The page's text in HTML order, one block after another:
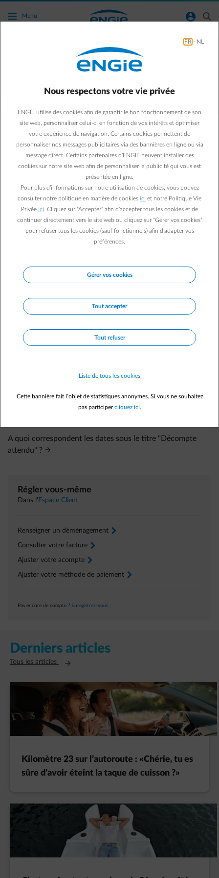
Accéder au contenu principal
Menu normal-account-circle search
Comment dois-je interpréter l'évolution de la
Questions fréquemment posées
Qu'est-ce que le montant "Décompte attendu" et comment
Pourquoi le montant "Consommé" diffère-t-il de
"Décompte attendu" à la fin de la période de facturation ?
A quoi correspondent les dates sous le titre "Décompte
attendu" ?
Régler vous-même
Dans l’ Espace Client
Renseigner un déménagement arrow-right
Consulter votre facture arrow-right
Ajuster votre acompte arrow-right
Ajuster votre méthode de paiement arrow-right
Pas encore de compte ? Enregistrez-vous
Derniers articles
Tous les articles Ouvre un nouvel onglet
Kilomètre 23 sur l’autoroute : «Chérie, tu es
sûre d’avoir éteint la taque de cuisson ?»
FR - NL
Nous respectons votre vie privée
ENGIE utilise des cookies afin de garantir le bon fonctionnement de son
site web, personnaliser celui-ci en fonction de vos intérêts et optimiser
votre expérience de navigation. Certains cookies permettent de
personnaliser nos messages publicitaires via des bannières en ligne ou via
message direct. Certains partenaires d’ENGIE peuvent installer des
cookies sur notre site web afin de personnaliser la publicité qui vous est
présentée en ligne.
Pour plus d’informations sur notre utilisation de cookies, vous pouvez
consulter notre politique en matière de cookies ici et notre Politique Vie
Privée ici . Cliquez sur "Accepter" afin d’accepter tous les cookies et de
continuer directement vers le site web ou cliquez sur "Gérer vos cookies"
pour refuser tous les cookies (sauf fonctionnels) afin d’adapter vos
préférences.
Gérer vos cookies
Tout accepter
Tout refuser
Liste de tous les cookies
Cette bannière fait l’objet de statistiques anonymes. Si vous ne souhaitez
pas participercliquez ici.